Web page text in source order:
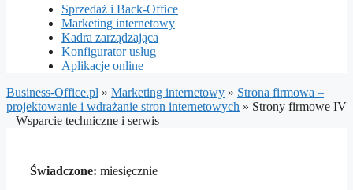
Sprzedaż i Back-Office
Marketing internetowy
Kadra zarządzająca
Konfigurator usług
Aplikacje online
Business-Office.pl » Marketing internetowy » Strona firmowa –
projektowanie i wdrażanie stron internetowych » Strony firmowe IV
– Wsparcie techniczne i serwis
Świadczone: miesięcznie